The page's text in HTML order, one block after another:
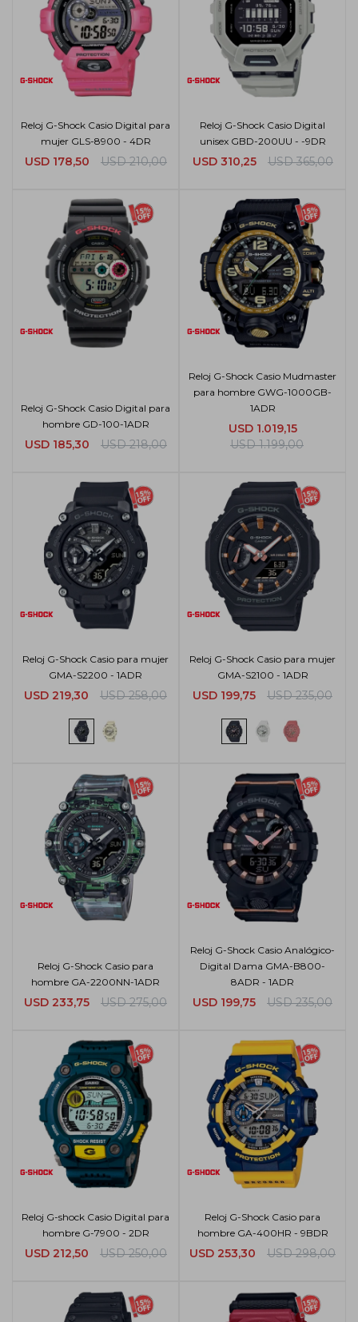
Reloj G-Shock Casio Digital para
mujer GLS-8900 - 4DR
USD 178,50 USD 210,00
Reloj G-Shock Casio Digital
unisex GBD-200UU - -9DR
USD 310,25 USD 365,00
Reloj G-Shock Casio Digital para
hombre GD-100-1ADR
USD 185,30 USD 218,00
Reloj G-Shock Casio Mudmaster
para hombre GWG-1000GB-
1ADR
USD 1.019,15
USD 1.199,00
Reloj G-Shock Casio para mujer
GMA-S2200 - 1ADR
USD 219,30 USD 258,00
Reloj G-Shock Casio para mujer
GMA-S2100 - 1ADR
USD 199,75 USD 235,00
Reloj G-Shock Casio para
hombre GA-2200NN-1ADR
USD 233,75 USD 275,00
Reloj G-Shock Casio Analógico-
Digital Dama GMA-B800-
8ADR - 1ADR
USD 199,75 USD 235,00
Reloj G-shock Casio Digital para
hombre G-7900 - 2DR
USD 212,50 USD 250,00
Reloj G-Shock Casio para
hombre GA-400HR - 9BDR
USD 253,30 USD 298,00